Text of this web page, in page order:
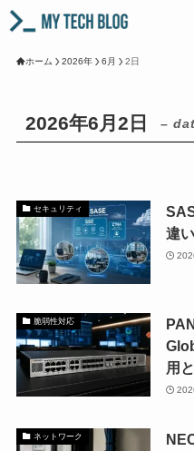
ホーム 2026年 6月 2日
2026年6月2日 –
セキュリティ
違
脆弱性対応
用
ネットワーク